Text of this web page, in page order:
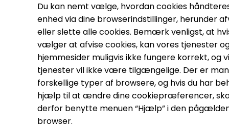
Du kan nemt vælge, hvordan cookies
enhed via dine browserindstillinger, herunder
eller slette alle cookies. Bemærk venligst, at
vælger at afvise cookies, kan vores tjenester
hjemmesider muligvis ikke fungere korrekt, og
tjenester vil ikke være tilgængelige. Der er
forskellige typer af browsere, og hvis du har
hjælp til at ændre dine cookiepræferencer,
derfor benytte menuen “Hjælp” i den
browser.